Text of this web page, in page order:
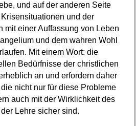
und auf der anderen Seite
und der
mit einer Auffassung von Leben
und dem wahren Wohl
Mit einem Wort: die
Bedürfnisse der christlichen
an und erfordern daher
nicht nur für diese Probleme
auch mit der Wirklichkeit des
Lehre sicher sind.